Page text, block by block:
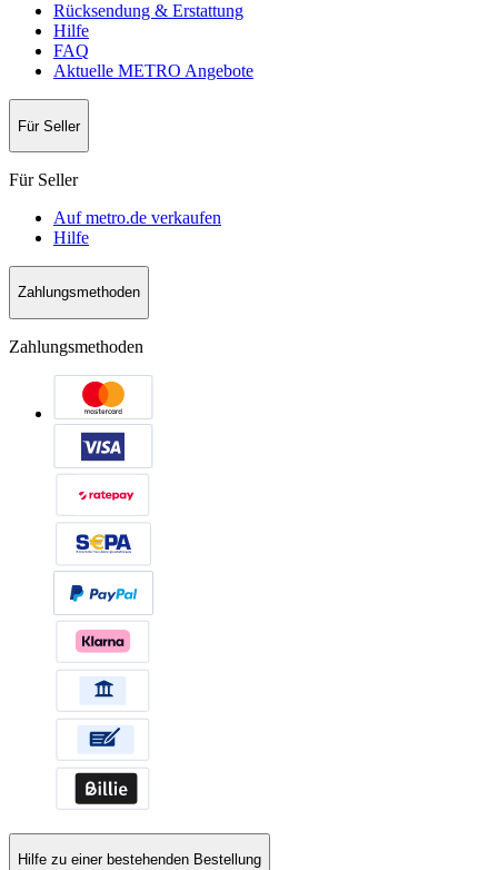
Rücksendung & Erstattung
Hilfe
FAQ
Aktuelle METRO Angebote
Für Seller
Für Seller
Auf metro.de verkaufen
Hilfe
Zahlungsmethoden
Zahlungsmethoden
Hilfe zu einer bestehenden Bestellung